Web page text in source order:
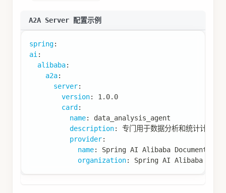
A2A Server 配置示例
spring:
ai:
alibaba:
a2a:
server:
version:
1.0.0
card :
name:
data_analysis_agent
description:
专门用于数据分析和统计计算的
provider:
name:
Spring AI Alibaba
organization: Spring AI Alibaba